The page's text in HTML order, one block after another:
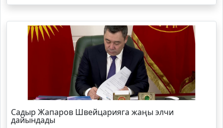
Садыр Жапаров Швейцарияга жаңы элчи
дайындады